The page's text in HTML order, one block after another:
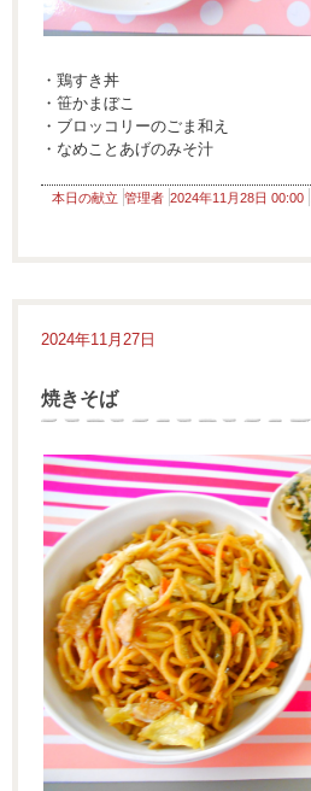
・鶏すき丼
・笹かまぼこ
・ブロッコリーのごま和え
・なめことあげのみそ汁
本日の献立 管理者 2024年11月28日 00:00
2024年11月27日
焼きそば